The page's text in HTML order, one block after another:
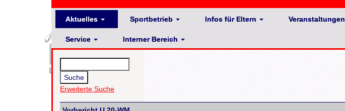
Aktuelles Sportbetrieb Infos für Eltern Veranstaltungen
Service Interner Bereich
Erweiterte Suche